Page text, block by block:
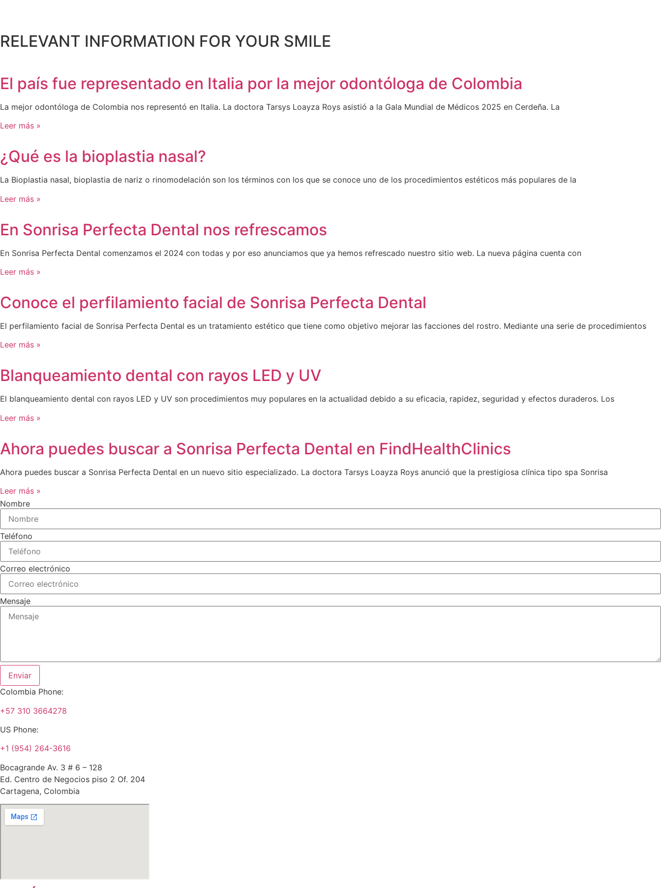
RELEVANT INFORMATION FOR YOUR SMILE
El país fue representado en Italia por la mejor odontóloga de Colombia
La mejor odontóloga de Colombia nos representó en Italia. La doctora Tarsys Loayza Roys asistió a la Gala Mundial de Médicos 2025 en Cerdeña. La
Leer más »
¿Qué es la bioplastia nasal?
La Bioplastia nasal, bioplastia de nariz o rinomodelación son los términos con los que se conoce uno de los procedimientos estéticos más populares de la
Leer más »
En Sonrisa Perfecta Dental nos refrescamos
En Sonrisa Perfecta Dental comenzamos el 2024 con todas y por eso anunciamos que ya hemos refrescado nuestro sitio web. La nueva página cuenta con
Leer más »
Conoce el perfilamiento facial de Sonrisa Perfecta Dental
El perfilamiento facial de Sonrisa Perfecta Dental es un tratamiento estético que tiene como objetivo mejorar las facciones del rostro. Mediante una serie de procedimientos
Leer más »
Blanqueamiento dental con rayos LED y UV
El blanqueamiento dental con rayos LED y UV son procedimientos muy populares en la actualidad debido a su eficacia, rapidez, seguridad y efectos duraderos. Los
Leer más »
Ahora puedes buscar a Sonrisa Perfecta Dental en FindHealthClinics
Ahora puedes buscar a Sonrisa Perfecta Dental en un nuevo sitio especializado. La doctora Tarsys Loayza Roys anunció que la prestigiosa clínica tipo spa Sonrisa
Leer más »
Nombre
Teléfono
Correo electrónico
Mensaje
Enviar
Colombia Phone:
+57 310 3664278
US Phone:
+1 (954) 264-3616
Bocagrande Av. 3 # 6 – 128
Ed. Centro de Negocios piso 2 Of. 204
Cartagena, Colombia